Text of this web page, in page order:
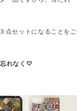
点セットになることをご
忘れなく♡